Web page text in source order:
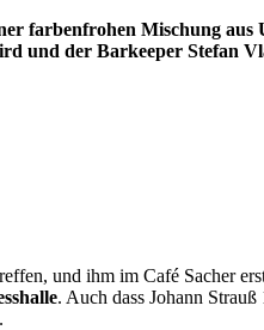
farbenfrohen Mischung aus
und der Barkeeper Stefan
und ihm im Café Sacher
. Auch dass Johann